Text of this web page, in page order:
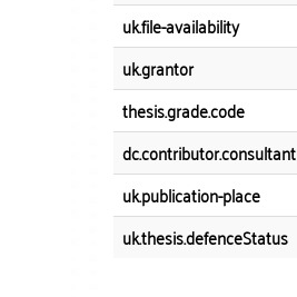
uk.file-availability
uk.grantor
thesis.grade.code
dc.contributor.consultant
uk.publication-place
uk.thesis.defenceStatus